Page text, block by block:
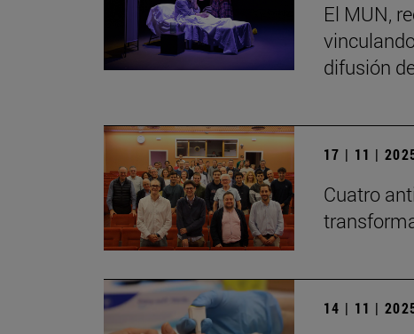
El MUN,
difusión
17 | 11 |
Cuatro
14 | 11 |